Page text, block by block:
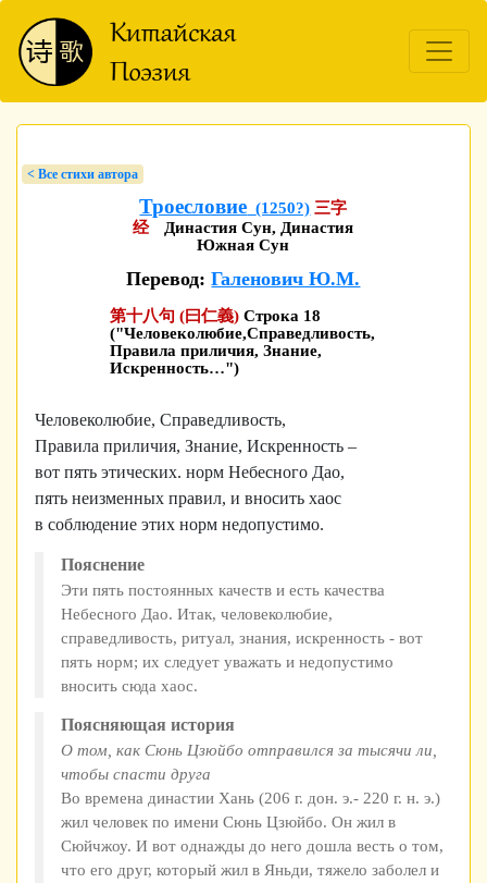
< Bсе стихи автора
Троесловие (1250?) 三字
经
Династия Сун, Династия
Южная Сун
Перевод:Галенович Ю.М.
第十八句 (曰仁義) Строка 18
("Человеколюбие,Справедливость,
Правила приличия, Знание,
Искренность…")
Человеколюбие, Справедливость,
Правила приличия, Знание, Искренность –
вот пять этических. норм Небесного Дао,
пять неизменных правил, и вносить хаос
в соблюдение этих норм недопустимо.
Пояснение
Эти пять постоянных качеств и есть качества
Небесного Дао. Итак, человеколюбие,
справедливость, ритуал, знания, искренность - вот
пять норм; их следует уважать и недопустимо
вносить сюда хаос.
Поясняющая история
О том, как Сюнь Цзюйбо отправился за тысячи ли,
чтобы спасти друга
Во времена династии Хань (206 г. дон. э.- 220 г. н. э.)
жил человек по имени Сюнь Цзюйбо. Он жил в
Сюйчжоу. И вот однажды до него дошла весть о том,
что его друг, который жил в Яньди, тяжело заболел и